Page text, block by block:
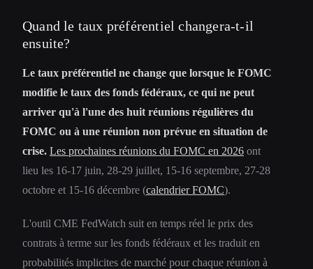
Quand le taux préférentiel changera-t-il
ensuite?
Le taux préférentiel ne change que lorsque le FOMC
modifie le taux des fonds fédéraux, ce qui ne peut
arriver qu'à l'une des huit réunions régulières du
FOMC ou à une réunion non prévue en situation de
crise. Les prochaines réunions du FOMC en 2026 ont
lieu les 16-17 juin, 28-29 juillet, 15-16 septembre, 27-28
octobre et 15-16 décembre (calendrier FOMC).
L'outil CME FedWatch suit en temps réel le prix des
contrats à terme sur les fonds fédéraux et les traduit en
probabilités implicites de marché pour chaque réunion à